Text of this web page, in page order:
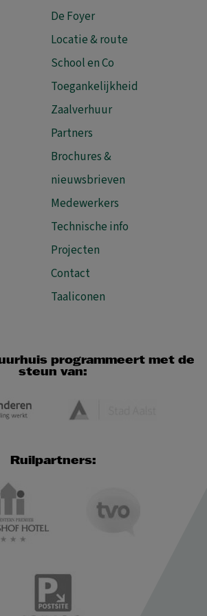
De Foyer
Locatie & route
School en Co
Toegankelijkheid
Zaalverhuur
Partners
Brochures &
nieuwsbrieven
Medewerkers
Technische info
Projecten
Contact
Taaliconen
programmeert met de
steun van:
Ruilpartners: